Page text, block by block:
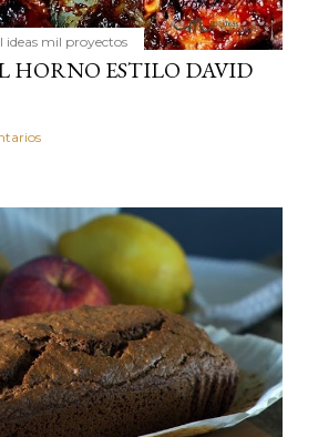
ideas mil proyectos
HORNO ESTILO DAVID